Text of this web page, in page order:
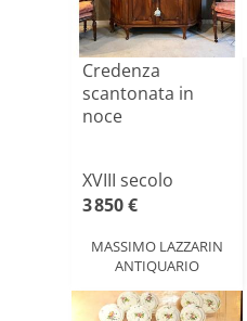
Credenza
scantonata in
noce
XVIII secolo
3 850 €
MASSIMO LAZZARIN
ANTIQUARIO